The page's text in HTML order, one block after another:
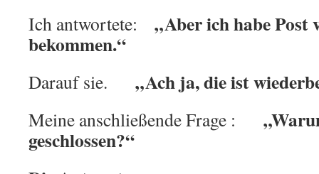
Ich antwortete: „Aber ich habe Post
bekommen.“
Darauf sie. „Ach ja, die ist
Meine anschließende Frage :
geschlossen?“